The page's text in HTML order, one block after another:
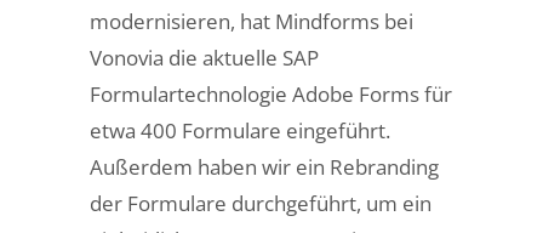
modernisieren, hat Mindforms bei
Vonovia die aktuelle SAP
Formulartechnologie Adobe Forms für
etwa 400 Formulare eingeführt.
Außerdem haben wir ein Rebranding
der Formulare durchgeführt, um ein